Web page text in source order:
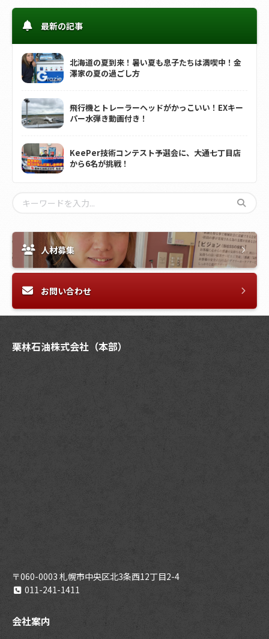
最新の記事
北海道の夏到来！暑い夏も息子たちは満喫中！金
澤家の夏の過ごし方
飛行機とトレーラーヘッドがかっこいい！EXキー
パー水弾き動画付き！
KeePer技術コンテスト予選会に、大通七丁目店
から6名が挑戦！
人材募集
お問い合わせ
栗林石油株式会社（本部）
〒060-0003 札幌市中央区北3条西12丁目2-4
011-241-1411
会社案内